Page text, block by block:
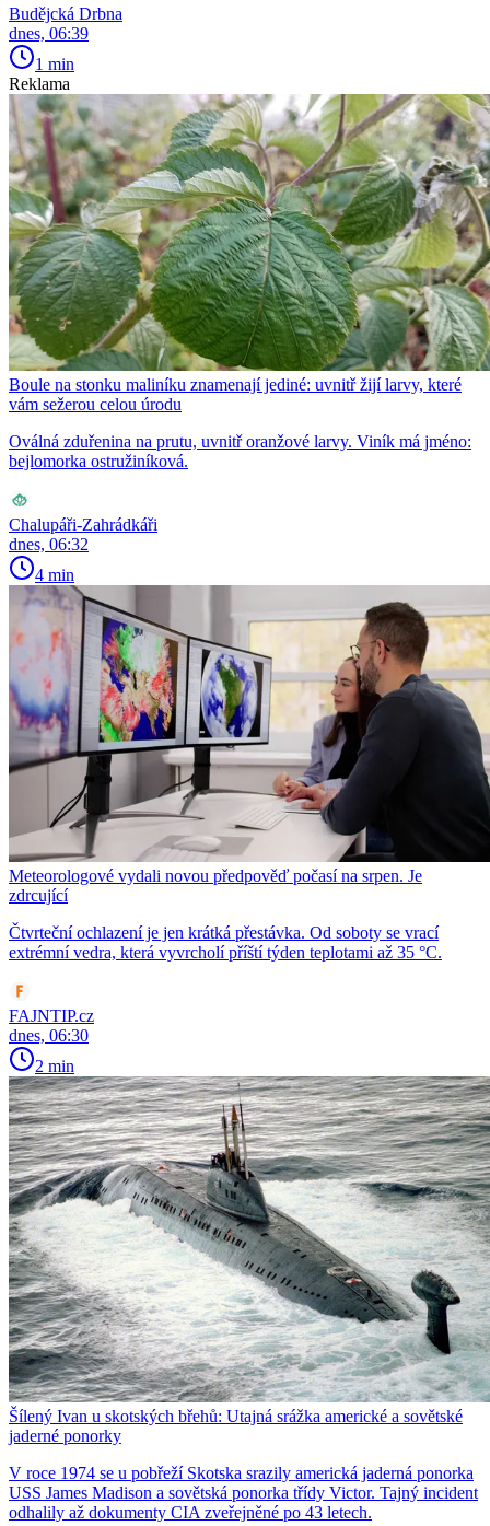
Budějcká Drbna
dnes, 06:39
1 min
Reklama
Boule na stonku maliníku znamenají jediné: uvnitř žijí larvy, které
vám sežerou celou úrodu
Oválná zduřenina na prutu, uvnitř oranžové larvy. Viník má jméno:
bejlomorka ostružiníková.
Chalupáři-Zahrádkáři
dnes, 06:32
4 min
Meteorologové vydali novou předpověď počasí na srpen. Je
zdrcující
Čtvrteční ochlazení je jen krátká přestávka. Od soboty se vrací
extrémní vedra, která vyvrcholí příští týden teplotami až 35 °C.
FAJNTIP.cz
dnes, 06:30
2 min
Šílený Ivan u skotských břehů: Utajná srážka americké a sovětské
jaderné ponorky
V roce 1974 se u pobřeží Skotska srazily americká jaderná ponorka
USS James Madison a sovětská ponorka třídy Victor. Tajný incident
odhalily až dokumenty CIA zveřejněné po 43 letech.